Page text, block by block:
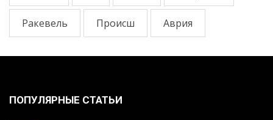
Ракевель Происш Аврия
ПОПУЛЯРНЫЕ СТАТЬИ